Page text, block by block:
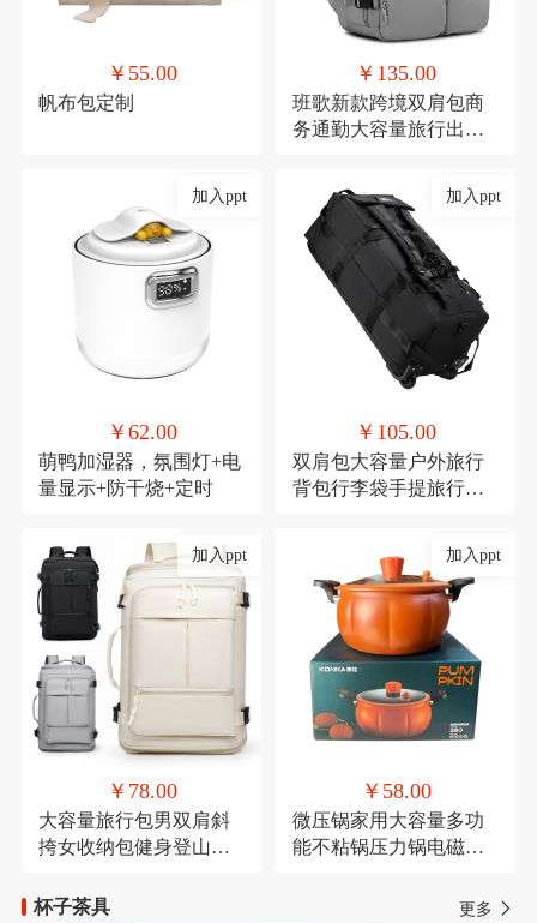
￥55.00
帆布包定制
￥135.00
班歌新款跨境双肩包商
务通勤大容量旅行出差
加入ppt
￥62.00
萌鸭加湿器，氛围灯+电
量显示+防干烧+定时
加入ppt
￥105.00
双肩包大容量户外旅行
背包行李袋手提旅行包
加入ppt
￥78.00
大容量旅行包男双肩斜
挎女收纳包健身登山运
加入ppt
￥58.00
微压锅家用大容量多功
能不粘锅压力锅电磁炉
杯子茶具
更多